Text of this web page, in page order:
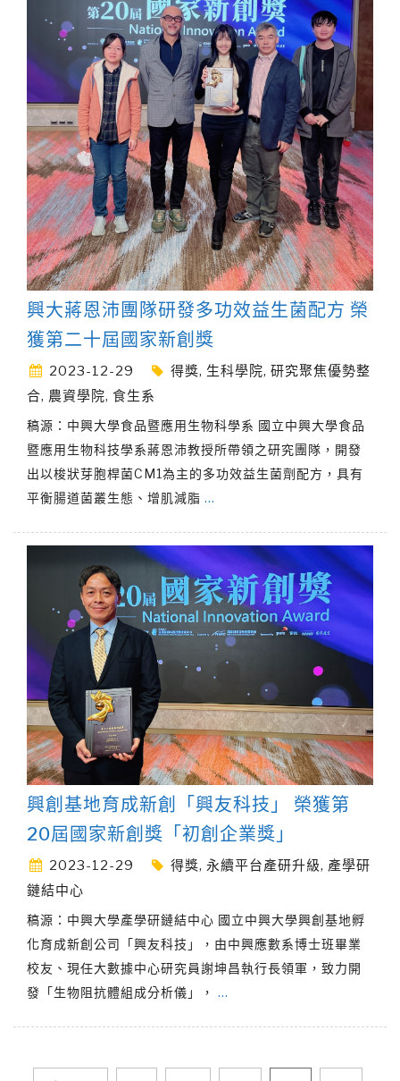
興大蔣恩沛團隊研發多功效益生菌配方 榮
獲第二十屆國家新創獎
2023-12-29 得獎, 生科學院, 研究聚焦優勢整
合, 農資學院, 食生系
稿源：中興大學食品暨應用生物科學系 國立中興大學食品
暨應用生物科技學系蔣恩沛教授所帶領之研究團隊，開發
出以梭狀芽胞桿菌CM1為主的多功效益生菌劑配方，具有
平衡腸道菌叢生態、增肌減脂 …
興創基地育成新創「興友科技」 榮獲第
20屆國家新創獎「初創企業獎」
2023-12-29 得獎, 永續平台產研升級, 產學研
鏈結中心
稿源：中興大學產學研鏈結中心 國立中興大學興創基地孵
化育成新創公司「興友科技」，由中興應數系博士班畢業
校友、現任大數據中心研究員謝坤昌執行長領軍，致力開
發「生物阻抗體組成分析儀」， …